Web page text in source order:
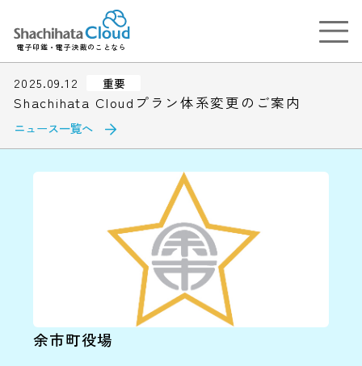
電子印鑑・電子決裁のことなら
2025.09.12 重要
Shachihata Cloudプラン体系変更のご案内
ニュース一覧へ
余市町役場